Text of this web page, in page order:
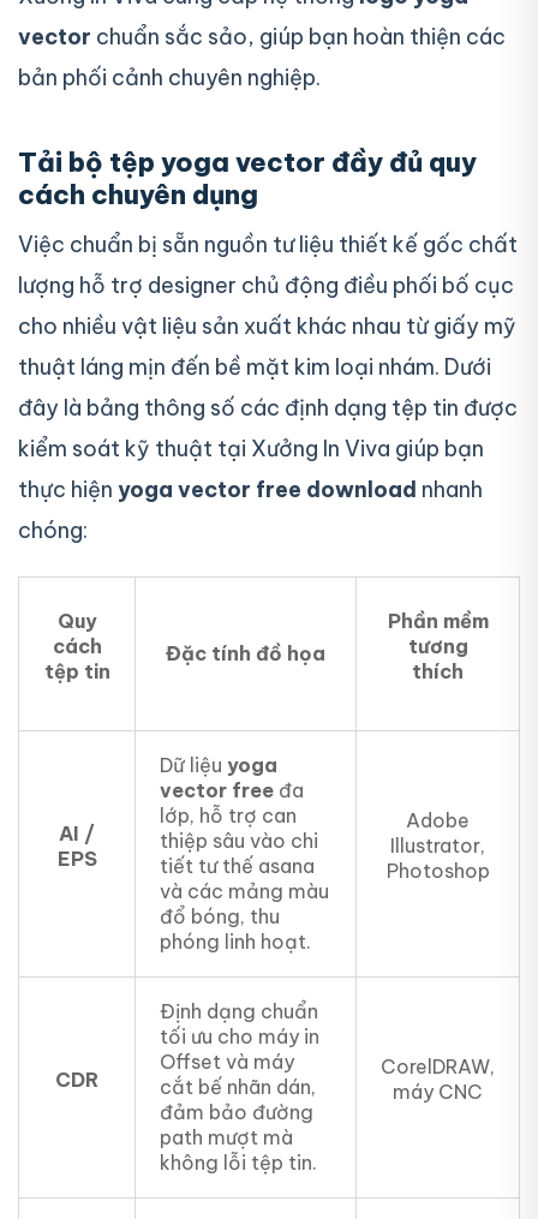
vector chuẩn sắc sảo, giúp bạn hoàn thiện các
bản phối cảnh chuyên nghiệp.
Tải bộ tệp yoga vector đầy đủ quy
cách chuyên dụng
Việc chuẩn bị sẵn nguồn tư liệu thiết kế gốc chất
lượng hỗ trợ designer chủ động điều phối bố cục
cho nhiều vật liệu sản xuất khác nhau từ giấy mỹ
thuật láng mịn đến bề mặt kim loại nhám. Dưới
đây là bảng thông số các định dạng tệp tin được
kiểm soát kỹ thuật tại Xưởng In Viva giúp bạn
thực hiện yoga vector free download nhanh
chóng:
Quy
cách
tệp tin
Đặc tính đồ họa
Phần mềm
tương
thích
AI /
EPS
Dữ liệu yoga
vector free đa
lớp, hỗ trợ can
thiệp sâu vào chi
tiết tư thế asana
và các mảng màu
đổ bóng, thu
phóng linh hoạt.
Adobe
Illustrator,
Photoshop
CDR
Định dạng chuẩn
tối ưu cho máy in
Offset và máy
cắt bế nhãn dán,
đảm bảo đường
path mượt mà
không lỗi tệp tin.
CorelDRAW,
máy CNC